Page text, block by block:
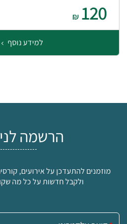
120
₪
למידע נוסף
הרשמה
מוזמנים להתעדכן על אירועים,
ולקבל חדשות על כל מה
אימייל: